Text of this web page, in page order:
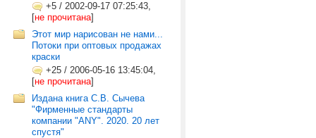
+5 / 2002-09-17 07:25:43,
[не прочитана]
Этот мир нарисован не нами...
Потоки при оптовых продажах
краски
+25 / 2006-05-16 13:45:04,
[не прочитана]
Издана книга С.В. Сычева
"Фирменные стандарты
компании "ANY". 2020. 20 лет
спустя"